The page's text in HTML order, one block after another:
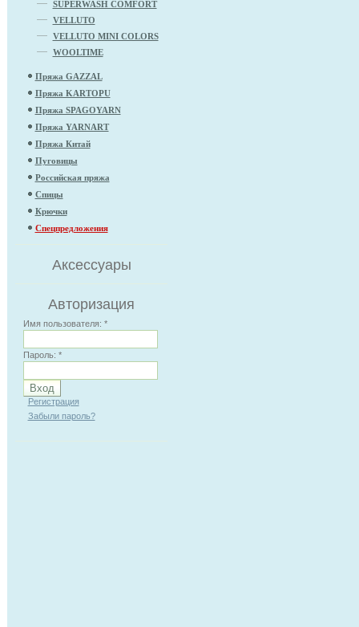
SUPERWASH COMFORT
VELLUTO
VELLUTO MINI COLORS
WOOLTIME
Пряжа GAZZAL
Пряжа KARTOPU
Пряжа SPAGOYARN
Пряжа YARNART
Пряжа Китай
Пуговицы
Российская пряжа
Спицы
Крючки
Спецпредложения
Аксессуары
Авторизация
Имя пользователя: *
Пароль: *
Регистрация
Забыли пароль?